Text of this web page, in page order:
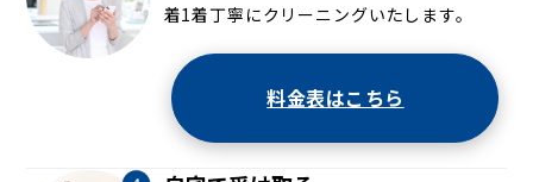
着1着丁寧にクリーニングいたします。
料金表はこちら